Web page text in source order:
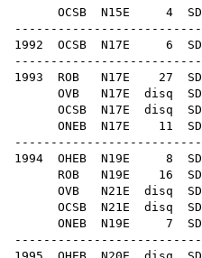
OCSB N15E 4
1992 OCSB N17E 6
1993 ROB N17E 27
OVB N17E disq
OCSB N17E disq
ONEB N17E 11
1994 OHEB N19E 8
ROB N19E 16
OVB N21E disq
OCSB N21E disq
ONEB N19E 7